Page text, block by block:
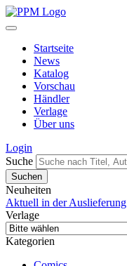
Startseite
News
Katalog
Vorschau
Händler
Verlage
Über uns
Login
Suche
Neuheiten
Aktuell in der Auslieferung
Verlage
Kategorien